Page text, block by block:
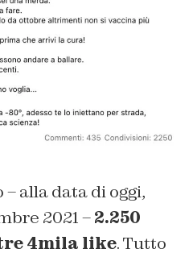
alla data di oggi,
2021 –2.250
4mila like. Tutto